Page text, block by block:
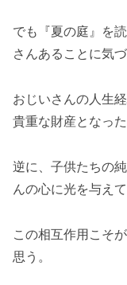
でも『夏の庭』を
さんあることに気づ
おじいさんの人生
貴重な財産となった
逆に、子供たちの
んの心に光を与えて
この相互作用こそ
思う。